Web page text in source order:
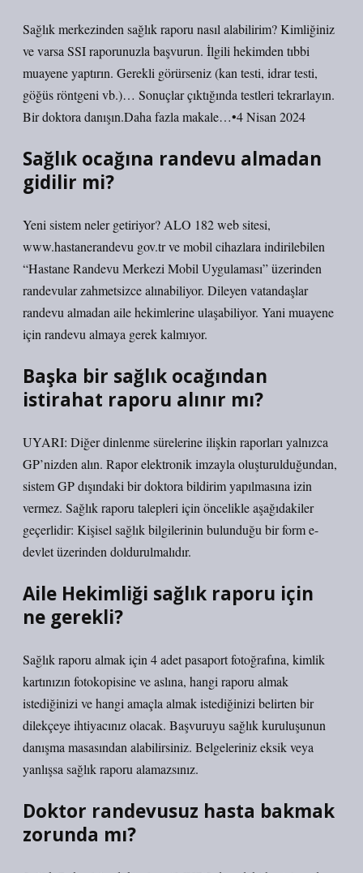
Sağlık merkezinden sağlık raporu nasıl alabilirim? Kimliğiniz
ve varsa SSI raporunuzla başvurun. İlgili hekimden tıbbi
muayene yaptırın. Gerekli görürseniz (kan testi, idrar testi,
göğüs röntgeni vb.)… Sonuçlar çıktığında testleri tekrarlayın.
Bir doktora danışın.Daha fazla makale…•4 Nisan 2024
Sağlık ocağına randevu almadan
gidilir mi?
Yeni sistem neler getiriyor? ALO 182 web sitesi,
www.hastanerandevu gov.tr ​​​​​​​​ve mobil cihazlara indirilebilen
“Hastane Randevu Merkezi Mobil Uygulaması” üzerinden
randevular zahmetsizce alınabiliyor. Dileyen vatandaşlar
randevu almadan aile hekimlerine ulaşabiliyor. Yani muayene
için randevu almaya gerek kalmıyor.
Başka bir sağlık ocağından
istirahat raporu alınır mı?
UYARI: Diğer dinlenme sürelerine ilişkin raporları yalnızca
GP’nizden alın. Rapor elektronik imzayla oluşturulduğundan,
sistem GP dışındaki bir doktora bildirim yapılmasına izin
vermez. Sağlık raporu talepleri için öncelikle aşağıdakiler
geçerlidir: Kişisel sağlık bilgilerinin bulunduğu bir form e-
devlet üzerinden doldurulmalıdır.
Aile Hekimliği sağlık raporu için
ne gerekli?
Sağlık raporu almak için 4 adet pasaport fotoğrafına, kimlik
kartınızın fotokopisine ve aslına, hangi raporu almak
istediğinizi ve hangi amaçla almak istediğinizi belirten bir
dilekçeye ihtiyacınız olacak. Başvuruyu sağlık kuruluşunun
danışma masasından alabilirsiniz. Belgeleriniz eksik veya
yanlışsa sağlık raporu alamazsınız.
Doktor randevusuz hasta bakmak
zorunda mı?